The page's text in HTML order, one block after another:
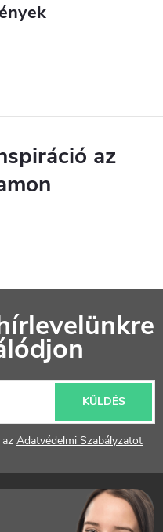
az
Adatvédelmi Szabályzatot
KÜLDÉS